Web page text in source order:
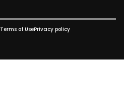
Terms of UsePrivacy policy